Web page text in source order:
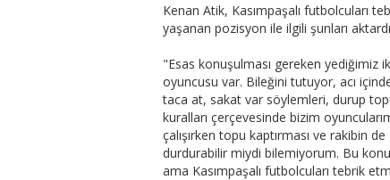
Kenan Atik, Kasımpaşalı futbolcuları
yaşanan pozisyon ile ilgili şunları
"Esas konuşulması gereken yediğimiz
oyuncusu var. Bileğini tutuyor, acı
taca at, sakat var söylemleri, durup
kuralları çerçevesinde bizim
çalışırken topu kaptırması ve rakibin
durdurabilir miydi bilemiyorum. Bu
ama Kasımpaşalı futbolcuları tebrik